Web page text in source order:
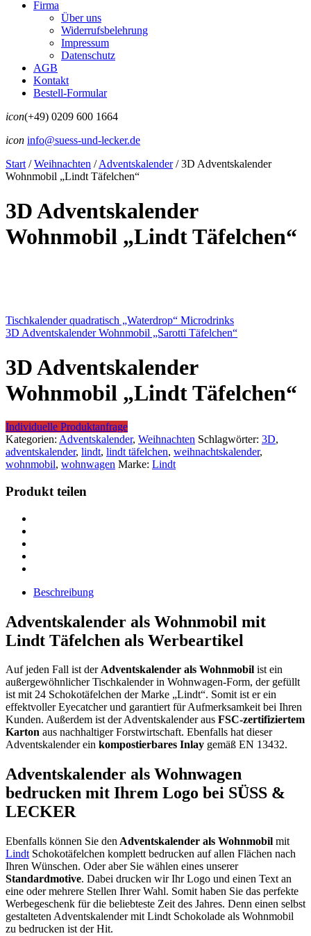
Firma
Über uns
Widerrufsbelehrung
Impressum
Datenschutz
AGB
Kontakt
Bestell-Formular
icon(+49) 0209 600 1664
icon info@suess-und-lecker.de
Start / Weihnachten /Adventskalender /3D Adventskalender
Wohnmobil „Lindt Täfelchen“
3D Adventskalender
Wohnmobil „Lindt Täfelchen“
Tischkalender quadratisch „Waterdrop“ Microdrinks
3D Adventskalender Wohnmobil „Sarotti Täfelchen“
3D Adventskalender
Wohnmobil „Lindt Täfelchen“
Individuelle Produktanfrage
Kategorien: Adventskalender, Weihnachten Schlagwörter: 3D,
adventskalender, lindt, lindt täfelchen, weihnachtskalender,
wohnmobil, wohnwagen Marke: Lindt
Produkt teilen
Beschreibung
Adventskalender als Wohnmobil mit
Lindt Täfelchen als Werbeartikel
Auf jeden Fall ist derAdventskalender als Wohnmobil ist ein
außergewöhnlicher Tischkalender in Wohnwagen-Form, der gefüllt
ist mit 24 Schokotäfelchen der Marke „Lindt“. Somit ist er ein
effektvoller Eyecatcher und garantiert für Aufmerksamkeit bei Ihren
Kunden. Außerdem ist der Adventskalender aus FSC-zertifiziertem
Karton aus nachhaltiger Forstwirtschaft. Ebenfalls hat dieser
Adventskalender ein kompostierbares Inlay gemäß EN 13432.
Adventskalender als Wohnwagen
bedrucken mit Ihrem Logo bei SÜSS &
LECKER
Ebenfalls können Sie den Adventskalender als Wohnmobil mit
Lindt Schokotäfelchen komplett bedrucken auf allen Flächen nach
Ihren Wünschen. Oder aber Sie wählen eines unserer
Standardmotive. Dabei drucken wir Ihr Logo und einen Text an
eine oder mehrere Stellen Ihrer Wahl. Somit haben Sie das perfekte
Werbegeschenk für die beliebteste Zeit des Jahres. Denn einen selbst
gestalteten Adventskalender mit Lindt Schokolade als Wohnmobil
zu bedrucken ist der Hit.